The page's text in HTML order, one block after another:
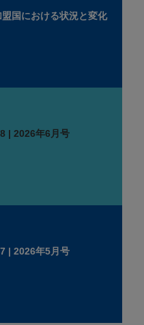
国における状況と変化
| 2026年6月号
| 2026年5月号